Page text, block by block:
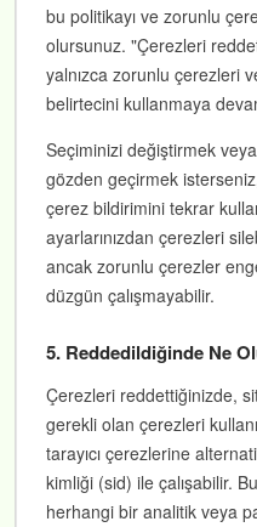
bu politikayı ve zorunlu
olursunuz. "Çerezleri
yalnızca zorunlu çerezleri
belirtecini kullanmaya
Seçiminizi değiştirmek
gözden geçirmek
çerez bildirimini tekrar
ayarlarınızdan çerezleri
ancak zorunlu çerezler
düzgün çalışmayabilir.
5. Reddedildiğinde Ne
Çerezleri reddettiğinizde,
gerekli olan çerezleri
tarayıcı çerezlerine
kimliği (sid) ile çalışabilir.
herhangi bir analitik veya